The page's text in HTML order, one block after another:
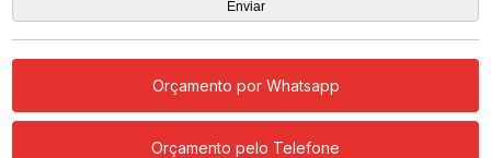
Orçamento por Whatsapp
Orçamento pelo Telefone